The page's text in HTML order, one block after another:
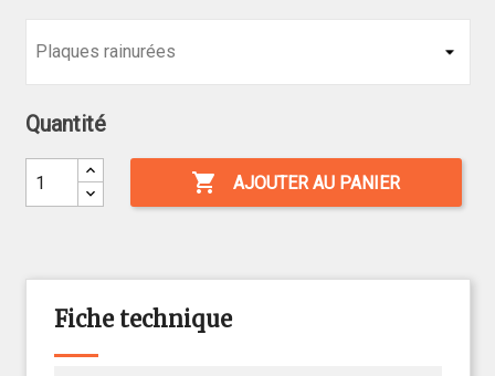
Quantité
 AJOUTER AU PANIER
Fiche technique